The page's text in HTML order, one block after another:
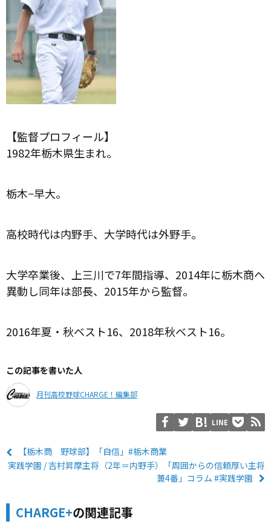
【監督プロフィール】
1982年栃木県生まれ。
栃木−早大。
高校時代は内野手、大学時代は外野手。
大学卒業後、上三川で7年間指導、2014年に栃木商へ
異動し同年は部長、2015年から監督。
2016年夏・秋ベスト16、2018年秋ベスト16。
この記事を書いた人
月刊高校野球CHARGE！編集部
LINE
【栃木商 野球部】「自信」#栃木商業
実践学園 / 吉村昇摩主将（2年＝内野手）「周囲からの信頼厚い主将
兼4番」コラム #実践学園
CHARGE+の関連記事